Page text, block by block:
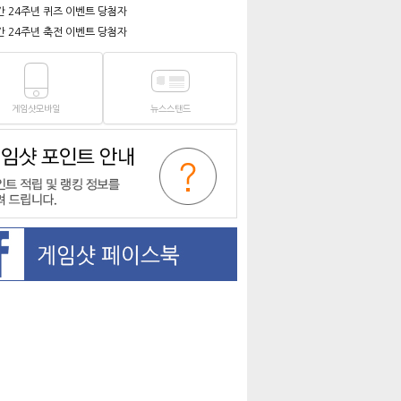
24주년 퀴즈 이벤트 당첨자
24주년 축전 이벤트 당첨자
게임샷모바일 뉴스스탠드